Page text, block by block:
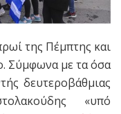
της Πέμπτης και
Σύμφωνα με τα όσα
δευτεροβάθμιας
«υπό